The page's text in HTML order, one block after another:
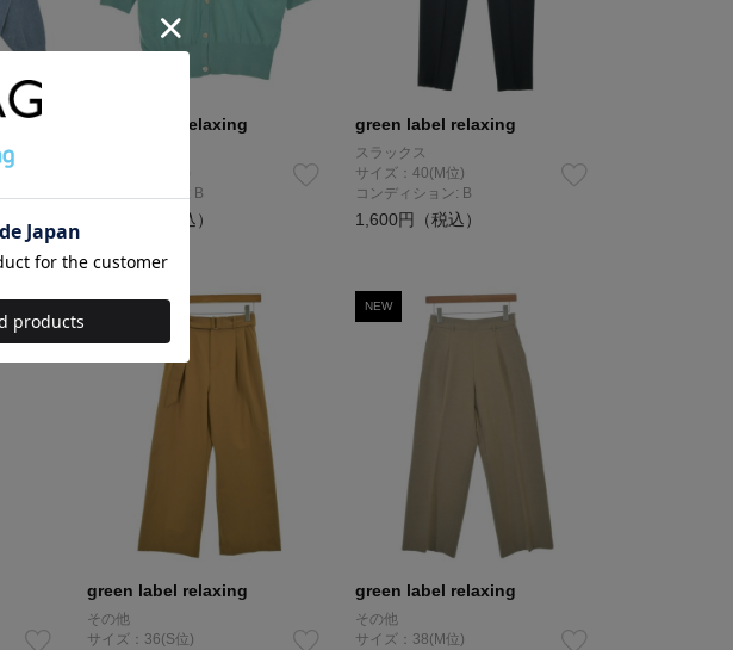
green label relaxing
コンディション: B
1,800円（税込）
green label relaxing
スラックス
サイズ：40(M位)
コンディション: B
1,600円（税込）
green label relaxing
その他
サイズ：36(S位)
NEW
green label relaxing
その他
サイズ：38(M位)